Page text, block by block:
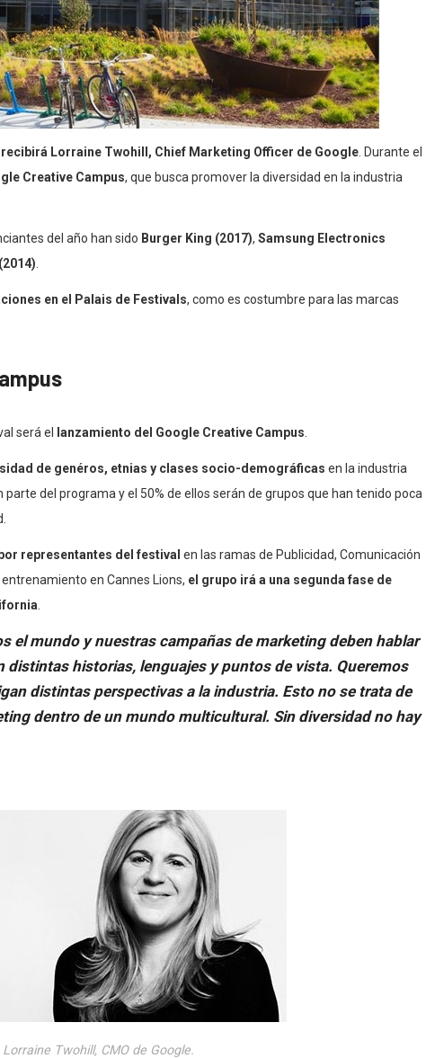
recibirá Lorraine Twohill, Chief Marketing Officer de Google. Durante el
Creative Campus, que busca promover la diversidad en la industria
del año han sido Burger King (2017), Samsung Electronics
.
en el Palais de Festivals, como es costumbre para las marcas
será el lanzamiento del Google Creative Campus.
de genéros, etnias y clases socio-demográficas en la industria
del programa y el 50% de ellos serán de grupos que han tenido poca
representantes del festival en las ramas de Publicidad, Comunicación
en Cannes Lions, el grupo irá a una segunda fase de
.
el mundo y nuestras campañas de marketing deben hablar
distintas historias, lenguajes y puntos de vista. Queremos
distintas perspectivas a la industria. Esto no se trata de
dentro de un mundo multicultural. Sin diversidad no hay
Lorraine Twohill, CMO de Google.